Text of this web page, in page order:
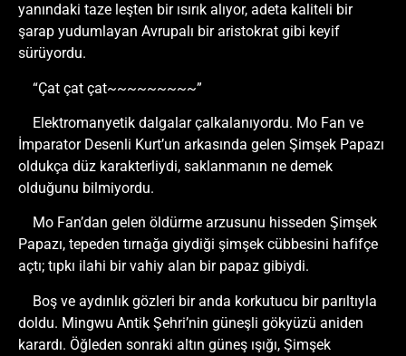
yanındaki taze leşten bir ısırık alıyor, adeta kaliteli bir
şarap yudumlayan Avrupalı bir aristokrat gibi keyif
sürüyordu.
“Çat çat çat~~~~~~~~~”
Elektromanyetik dalgalar çalkalanıyordu. Mo Fan ve
İmparator Desenli Kurt’un arkasında gelen Şimşek Papazı
oldukça düz karakterliydi, saklanmanın ne demek
olduğunu bilmiyordu.
Mo Fan’dan gelen öldürme arzusunu hisseden Şimşek
Papazı, tepeden tırnağa giydiği şimşek cübbesini hafifçe
açtı; tıpkı ilahi bir vahiy alan bir papaz gibiydi.
Boş ve aydınlık gözleri bir anda korkutucu bir parıltıyla
doldu. Mingwu Antik Şehri’nin güneşli gökyüzü aniden
karardı. Öğleden sonraki altın güneş ışığı, Şimşek